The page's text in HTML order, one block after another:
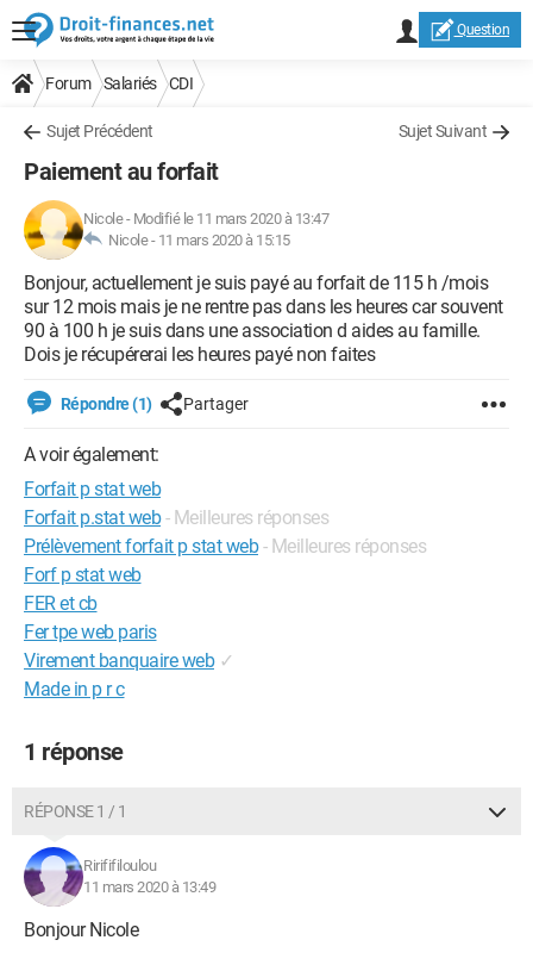
Question
Forum Salariés CDI
Sujet Précédent Sujet Suivant
Paiement au forfait
Nicole- Modifié le 11 mars 2020 à 13:47
Nicole - 11 mars 2020 à 15:15
Bonjour, actuellement je suis payé au forfait de 115 h /mois
sur 12 mois mais je ne rentre pas dans les heures car souvent
90 à 100 h je suis dans une association d aides au famille.
Dois je récupérerai les heures payé non faites
Répondre (1) Partager
A voir également:
Forfait p stat web
Forfait p.stat web - Meilleures réponses
Prélèvement forfait p stat web - Meilleures réponses
Forf p stat web
FER et cb
Fer tpe web paris
Virement banquaire web ✓
Made in p r c
1 réponse
RÉPONSE 1 / 1
Rirififiloulou
11 mars 2020 à 13:49
Bonjour Nicole